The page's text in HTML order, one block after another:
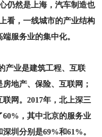
仍然是上海，汽车制造也
看，一线城市的产业结构
服务业的集中化。
产业是建筑工程、互联
地产、保险、互联网；
联网。2017年，北上深三
，其中北京的服务业
圳分别是69%和61%。